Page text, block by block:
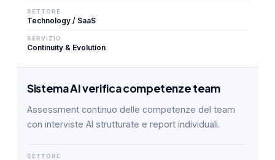
SETTORE
Technology / SaaS
SERVIZIO
Continuity & Evolution
Sistema AI verifica competenze team
Assessment continuo delle competenze del team
con interviste AI strutturate e report individuali.
SETTORE